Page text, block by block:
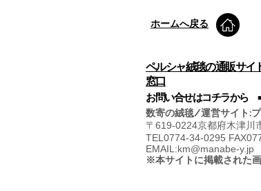
​ホームへ戻る
ペルシャ絨毯の通販サイ
窓口
お問い合せはコチラから
数寄の絨毯/運営サイト:
〒 619-0224京都府木津川
TEL0774-34-0295
EMAIL:km@manabe-y.jp
※本サイトに掲載された